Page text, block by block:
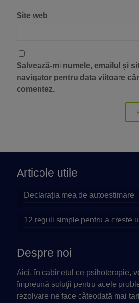
Site web
Salvează-mi numele, emailul și
navigator pentru data viitoare
comentez.
Articole utile
Declarația mea de autoestimare
12 reguli simple pentru a creste
Despre noi
Aici, în cabinetul de psihoterapie,
împreună soluţii pentru acele
rezolvare ne face câteodată mai